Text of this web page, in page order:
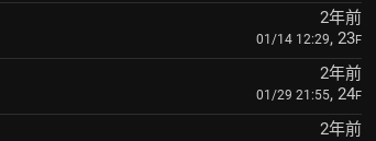
2年前
01/14 12:29, 23F
2年前
01/29 21:55, 24F
2年前